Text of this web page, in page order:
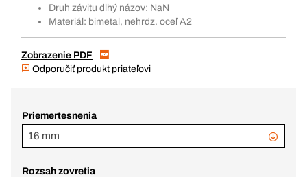
Druh závitu dlhý názov: NaN
Materiál: bimetal, nehrdz. oceľ A2
Zobrazenie PDF
Odporučiť produkt priateľovi
Priemertesnenia
16 mm
Rozsah zovretia